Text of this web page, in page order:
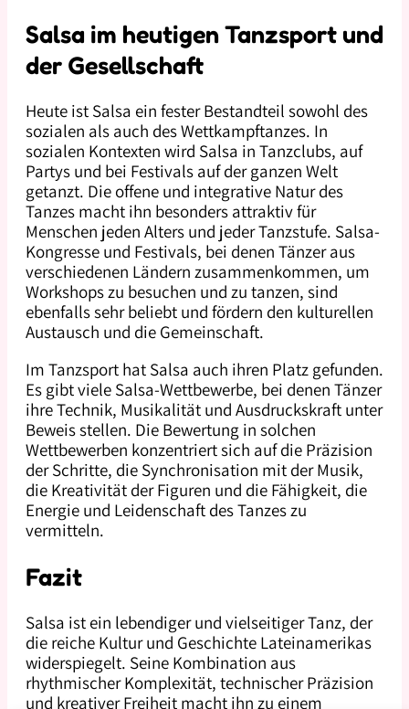
Salsa im heutigen Tanzsport und
der Gesellschaft
Heute ist Salsa ein fester Bestandteil sowohl des
sozialen als auch des Wettkampftanzes. In
sozialen Kontexten wird Salsa in Tanzclubs, auf
Partys und bei Festivals auf der ganzen Welt
getanzt. Die offene und integrative Natur des
Tanzes macht ihn besonders attraktiv für
Menschen jeden Alters und jeder Tanzstufe. Salsa-
Kongresse und Festivals, bei denen Tänzer aus
verschiedenen Ländern zusammenkommen, um
Workshops zu besuchen und zu tanzen, sind
ebenfalls sehr beliebt und fördern den kulturellen
Austausch und die Gemeinschaft.
Im Tanzsport hat Salsa auch ihren Platz gefunden.
Es gibt viele Salsa-Wettbewerbe, bei denen Tänzer
ihre Technik, Musikalität und Ausdruckskraft unter
Beweis stellen. Die Bewertung in solchen
Wettbewerben konzentriert sich auf die Präzision
der Schritte, die Synchronisation mit der Musik,
die Kreativität der Figuren und die Fähigkeit, die
Energie und Leidenschaft des Tanzes zu
vermitteln.
Fazit
Salsa ist ein lebendiger und vielseitiger Tanz, der
die reiche Kultur und Geschichte Lateinamerikas
widerspiegelt. Seine Kombination aus
rhythmischer Komplexität, technischer Präzision
und kreativer Freiheit macht ihn zu einem